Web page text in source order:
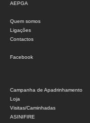
AEPGA
Quem somos
Ligações
Contactos
Facebook
Campanha de Apadrinhamento
Loja
Visitas/Caminhadas
ASINIFIRE